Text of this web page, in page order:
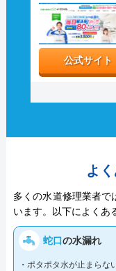
公式サイト
よ
多くの水道修理業者で
います。以下によくあ
蛇口の水漏れ
・ポタポタ水が止まらな